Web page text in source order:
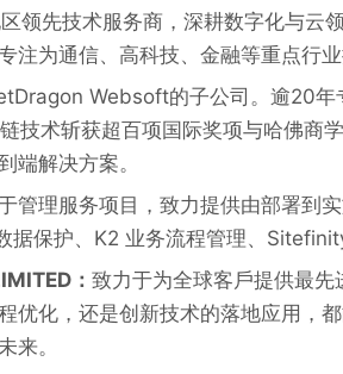
领先技术服务商，深耕数字化与云
注为通信、高科技、金融等重点行业
Websoft的子公司。逾20年
技术斩获超百项国际奖项与哈佛商
端解决方案。
管理服务项目，致力提供由部署到
保护、K2 业务流程管理、
： 致力于为全球客戶提供最
优化，还是创新技术的落地应用，
来。